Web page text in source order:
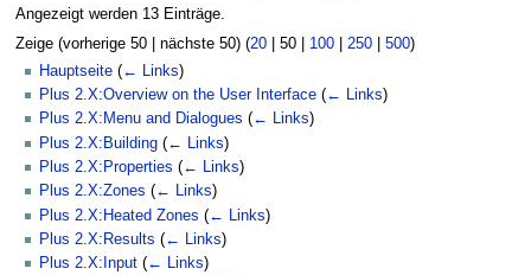
Angezeigt werden 13 Einträge.
Zeige (vorherige 50| nächste 50) (20| 50| 100| 250| 500)
Hauptseite (← Links)
Plus 2.X:Overview on the User Interface (← Links)
Plus 2.X:Menu and Dialogues (← Links)
Plus 2.X:Building (← Links)
Plus 2.X:Properties (← Links)
Plus 2.X:Zones (← Links)
Plus 2.X:Heated Zones (← Links)
Plus 2.X:Results (← Links)
Plus 2.X:Input (← Links)